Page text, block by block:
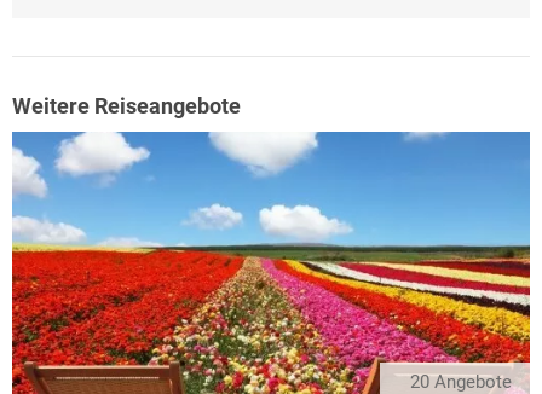
Weitere Reiseangebote
20 Angebote